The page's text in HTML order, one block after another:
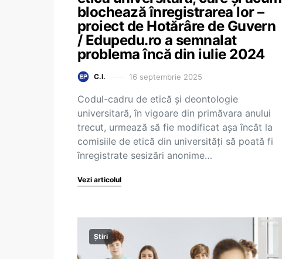
blochează înregistrarea lor –
proiect de Hotărâre de Guvern
/ Edupedu.ro a semnalat
problema încă din iulie 2024
C.I. 16 septembrie 2025
Codul-cadru de etică și deontologie
universitară, în vigoare din primăvara anului
trecut, urmează să fie modificat așa încât la
comisiile de etică din universități să poată fi
înregistrate sesizări anonime…
Vezi articolul
Știri